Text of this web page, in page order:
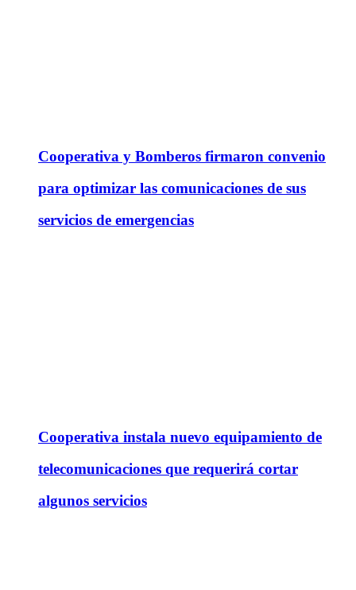
Cooperativa y Bomberos firmaron convenio
para optimizar las comunicaciones de sus
servicios de emergencias
Cooperativa instala nuevo equipamiento de
telecomunicaciones que requerirá cortar
algunos servicios